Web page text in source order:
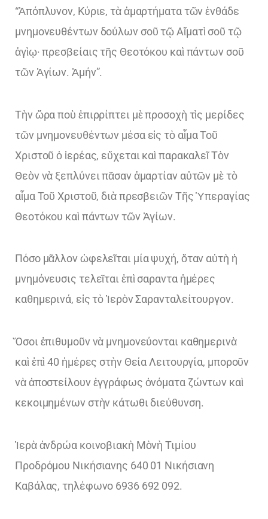
“Ἀπόπλυνον, Κύριε, τὰ ἁμαρτήματα τῶν ἐνθάδε
μνημονευθέντων δούλων σοῦ τῷ Αἵματὶ σοῦ τῷ
ἁγὶῳ· πρεσβείαις τῆς Θεοτόκου καὶ πάντων σοῦ
τῶν Ἁγίων. Ἀμήν”.
Τὴν ὥρα ποὺ ἐπιρρίπτει μὲ προσοχὴ τὶς μερίδες
τῶν μνημονευθέντων μέσα εἰς τὸ αἷμα Τοῦ
Χριστοῦ ὁ ἱερέας, εὔχεται καὶ παρακαλεῖ Τὸν
Θεὸν νὰ ξεπλύνει πᾶσαν ἁμαρτίαν αὐτῶν μὲ τὸ
αἷμα Τοῦ Χριστοῦ, διὰ πρεσβειῶν Τῆς Ὑπεραγίας
Θεοτόκου καὶ πάντων τῶν Ἁγίων.
Πόσο μᾶλλον ὠφελεῖται μία ψυχή, ὅταν αὐτὴ ἡ
μνημόνευσις τελεῖται ἐπὶ σαραντα ἡμέρες
καθημερινά, εἰς τὸ Ἱερὸν Σαρανταλείτουργον.
Ὅσοι ἐπιθυμοῦν νὰ μνημονεύονται καθημερινὰ
καὶ ἐπὶ 40 ἡμέρες στὴν Θεία Λειτουργία, μποροῦν
νὰ ἀποστείλουν ἐγγράφως ὀνόματα ζώντων καὶ
κεκοιμημένων στὴν κάτωθι διεύθυνση.
Ἱερὰ ἀνδρώα κοινοβιακὴ Μὸνὴ Τιμίου
Προδρόμου Νικήσιανης 640 01 Νικήσιανη
Καβάλας, τηλέφωνο 6936 692 092.